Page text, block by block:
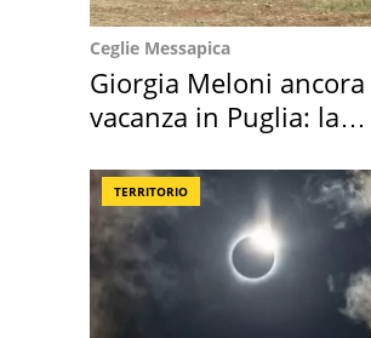
Ceglie Messapica
Giorgia Meloni
vacanza in Puglia: la
TERRITORIO